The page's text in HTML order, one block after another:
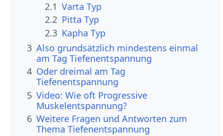
2.1 Varta Typ
2.2 Pitta Typ
2.3 Kapha Typ
3 Also grundsätzlich mindestens einmal
am Tag Tiefenentspannung
4 Oder dreimal am Tag
Tiefenentspannung
5 Video: Wie oft Progressive
Muskelentspannung?
6 Weitere Fragen und Antworten zum
Thema Tiefenentspannung